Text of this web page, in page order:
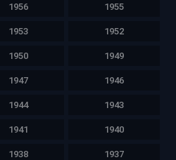
1956 1955
1953 1952
1950 1949
1947 1946
1944 1943
1941 1940
1938 1937